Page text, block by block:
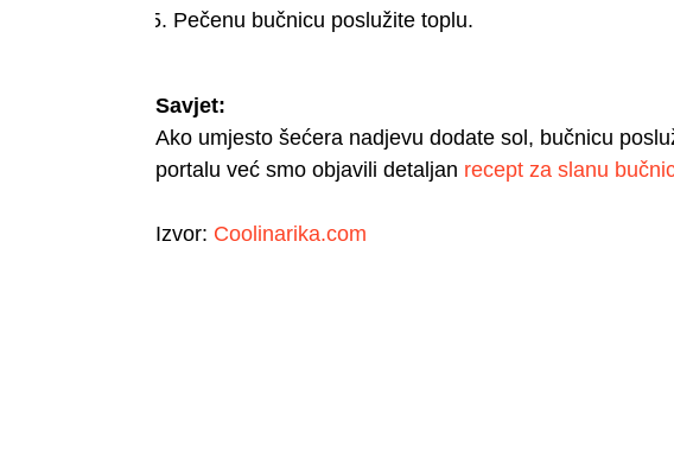
Pečenu bučnicu poslužite toplu.
Savjet:
Ako umjesto šećera nadjevu dodate sol, bučnicu
portalu već smo objavili detaljan recept za slanu
Izvor: Coolinarika.com